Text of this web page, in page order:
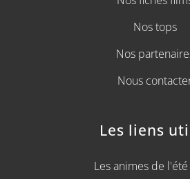
Nos tops
Nos
Nous
Les liens
Les animes de